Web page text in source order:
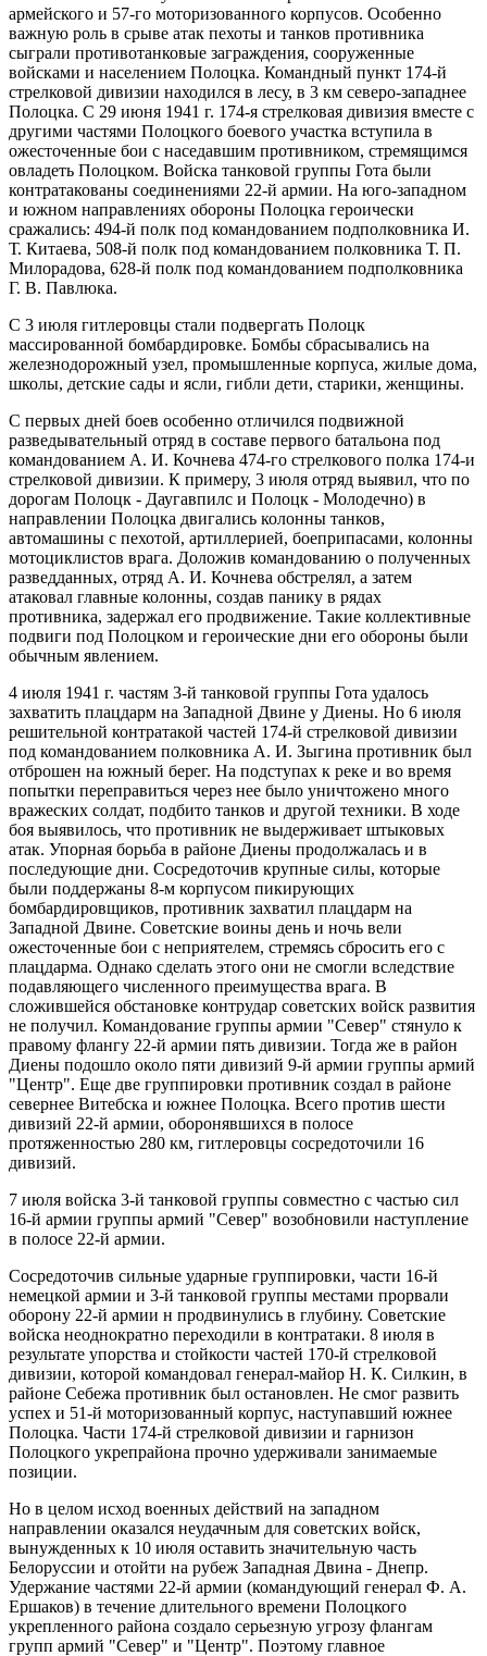
армейского и 57-го моторизованного корпусов. Особенно
важную роль в срыве атак пехоты и танков противника
сыграли противотанковые заграждения, сооруженные
войсками и населением Полоцка. Командный пункт 174-й
стрелковой дивизии находился в лесу, в 3 км северо-западнее
Полоцка. С 29 июня 1941 г. 174-я стрелковая дивизия вместе с
другими частями Полоцкого боевого участка вступила в
ожесточенные бои с наседавшим противником, стремящимся
овладеть Полоцком. Войска танковой группы Гота были
контратакованы соединениями 22-й армии. На юго-западном
и южном направлениях обороны Полоцка героически
сражались: 494-й полк под командованием подполковника И.
Т. Китаева, 508-й полк под командованием полковника Т. П.
Милорадова, 628-й полк под командованием подполковника
Г. В. Павлюка.
С 3 июля гитлеровцы стали подвергать Полоцк
массированной бомбардировке. Бомбы сбрасывались на
железнодорожный узел, промышленные корпуса, жилые дома,
школы, детские сады и ясли, гибли дети, старики, женщины.
С первых дней боев особенно отличился подвижной
разведывательный отряд в составе первого батальона под
командованием А. И. Кочнева 474-го стрелкового полка 174-и
стрелковой дивизии. К примеру, 3 июля отряд выявил, что по
дорогам Полоцк - Даугавпилс и Полоцк - Молодечно) в
направлении Полоцка двигались колонны танков,
автомашины с пехотой, артиллерией, боеприпасами, колонны
мотоциклистов врага. Доложив командованию о полученных
разведданных, отряд А. И. Кочнева обстрелял, а затем
атаковал главные колонны, создав панику в рядах
противника, задержал его продвижение. Такие коллективные
подвиги под Полоцком и героические дни его обороны были
обычным явлением.
4 июля 1941 г. частям 3-й танковой группы Гота удалось
захватить плацдарм на Западной Двине у Диены. Но 6 июля
решительной контратакой частей 174-й стрелковой дивизии
под командованием полковника А. И. Зыгина противник был
отброшен на южный берег. На подступах к реке и во время
попытки переправиться через нее было уничтожено много
вражеских солдат, подбито танков и другой техники. В ходе
боя выявилось, что противник не выдерживает штыковых
атак. Упорная борьба в районе Диены продолжалась и в
последующие дни. Сосредоточив крупные силы, которые
были поддержаны 8-м корпусом пикирующих
бомбардировщиков, противник захватил плацдарм на
Западной Двине. Советские воины день и ночь вели
ожесточенные бои с неприятелем, стремясь сбросить его с
плацдарма. Однако сделать этого они не смогли вследствие
подавляющего численного преимущества врага. В
сложившейся обстановке контрудар советских войск развития
не получил. Командование группы армии "Север" стянуло к
правому флангу 22-й армии пять дивизии. Тогда же в район
Диены подошло около пяти дивизий 9-й армии группы армий
"Центр". Еще две группировки противник создал в районе
севернее Витебска и южнее Полоцка. Всего против шести
дивизий 22-й армии, оборонявшихся в полосе
протяженностью 280 км, гитлеровцы сосредоточили 16
дивизий.
7 июля войска 3-й танковой группы совместно с частью сил
16-й армии группы армий "Север" возобновили наступление
в полосе 22-й армии.
Сосредоточив сильные ударные группировки, части 16-й
немецкой армии и 3-й танковой группы местами прорвали
оборону 22-й армии н продвинулись в глубину. Советские
войска неоднократно переходили в контратаки. 8 июля в
результате упорства и стойкости частей 170-й стрелковой
дивизии, которой командовал генерал-майор Н. К. Силкин, в
районе Себежа противник был остановлен. Не смог развить
успех и 51-й моторизованный корпус, наступавший южнее
Полоцка. Части 174-й стрелковой дивизии и гарнизон
Полоцкого укрепрайона прочно удерживали занимаемые
позиции.
Но в целом исход военных действий на западном
направлении оказался неудачным для советских войск,
вынужденных к 10 июля оставить значительную часть
Белоруссии и отойти на рубеж Западная Двина - Днепр.
Удержание частями 22-й армии (командующий генерал Ф. А.
Ершаков) в течение длительного времени Полоцкого
укрепленного района создало серьезную угрозу флангам
групп армий "Север" и "Центр". Поэтому главное